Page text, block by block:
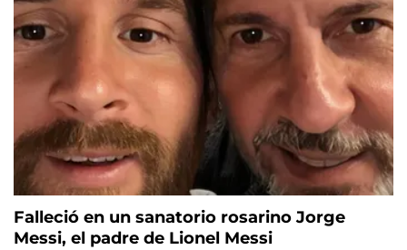
Falleció en un sanatorio rosarino Jorge
Messi, el padre de Lionel Messi